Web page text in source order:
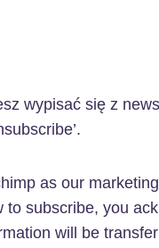
wypisać się z
as our
to subscribe, you
will be